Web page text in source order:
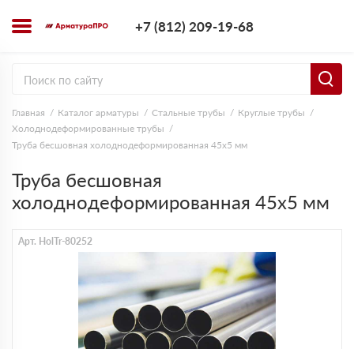
+7 (812) 209-19-68
Главная Каталог арматуры Стальные трубы
Круглые трубы
Холоднодеформированные трубы
Труба бесшовная холоднодеформированная 45х5 мм
Труба бесшовная
холоднодеформированная 45х5 мм
Арт. HolTr-80252